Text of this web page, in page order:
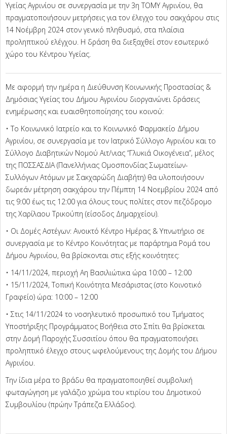
Υγείας Αγρινίου σε συνεργασία με την 3η ΤΟΜΥ Αγρινίου, θα
πραγματοποιήσουν μετρήσεις για τον έλεγχο του σακχάρου στις
14 Νοέμβρη 2024 στον γενικό πληθυσμό, στα πλαίσια
προληπτικού ελέγχου. Η δράση θα διεξαχθεί στον εσωτερικό
χώρο του Κέντρου Υγείας.
Με αφορμή την ημέρα η Διεύθυνση Κοινωνικής Προστασίας &
Δημόσιας Υγείας του Δήμου Αγρινίου διοργανώνει δράσεις
ενημέρωσης και ευαισθητοποίησης του κοινού:
• Το Κοινωνικό Ιατρείο και το Κοινωνικό Φαρμακείο Δήμου
Αγρινίου, σε συνεργασία με τον Ιατρικό Σύλλογο Αγρινίου και το
Σύλλογο Διαβητικών Νομού Αιτ/νιας “Γλυκιά Οικογένεια”, μέλος
της ΠΟΣΣΑΣΔΙΑ (Πανελλήνιας Ομοσπονδίας Σωματείων-
Συλλόγων Ατόμων με Σακχαρώδη Διαβήτη) θα υλοποιήσουν
δωρεάν μέτρηση σακχάρου την Πέμπτη 14 Νοεμβρίου 2024 από
τις 9:00 έως τις 12:00 για όλους τους πολίτες στον πεζόδρομο
της Χαρίλαου Τρικούπη (είσοδος Δημαρχείου).
• Οι Δομές Αστέγων: Ανοικτό Κέντρο Ημέρας & Υπνωτήριο σε
συνεργασία με το Κέντρο Κοινότητας με παράρτημα Ρομά του
Δήμου Αγρινίου, θα βρίσκονται στις εξής κοινότητες:
• 14/11/2024, περιοχή Αη Βασιλιώτικα ώρα 10:00 – 12:00
• 15/11/2024, Τοπική Κοινότητα Μεσάριστας (στο Κοινοτικό
Γραφείο) ώρα: 10:00 – 12:00
• Στις 14/11/2024 το νοσηλευτικό προσωπικό του Τμήματος
Υποστήριξης Προγράμματος Βοήθεια στο Σπίτι θα βρίσκεται
στην Δομή Παροχής Συσσιτίου όπου θα πραγματοποιήσει
προληπτικό έλεγχο στους ωφελούμενους της Δομής του Δήμου
Αγρινίου.
Την ίδια μέρα το βράδυ θα πραγματοποιηθεί συμβολική
φωταγώγηση με γαλάζιο χρώμα του κτιρίου του Δημοτικού
Συμβουλίου (πρώην Τράπεζα Ελλάδος).